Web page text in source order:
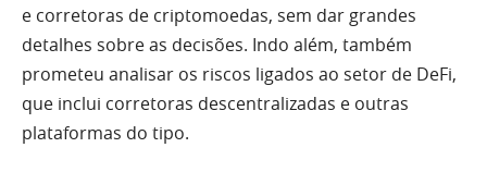
e corretoras de criptomoedas, sem dar grandes
detalhes sobre as decisões. Indo além, também
prometeu analisar os riscos ligados ao setor de DeFi,
que inclui corretoras descentralizadas e outras
plataformas do tipo.